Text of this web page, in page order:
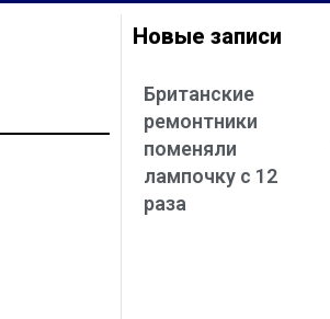
Новые записи
Британские
ремонтники
поменяли
лампочку с 12
раза